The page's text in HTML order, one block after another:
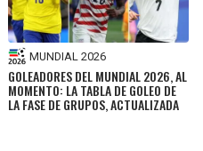
MUNDIAL 2026
GOLEADORES DEL MUNDIAL 2026, AL
MOMENTO: LA TABLA DE GOLEO DE
LA FASE DE GRUPOS, ACTUALIZADA